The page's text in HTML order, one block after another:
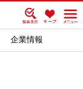
企業情報